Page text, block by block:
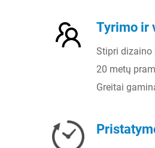
Tyrimo ir
Stipri dizaino
20 metų
Greitai